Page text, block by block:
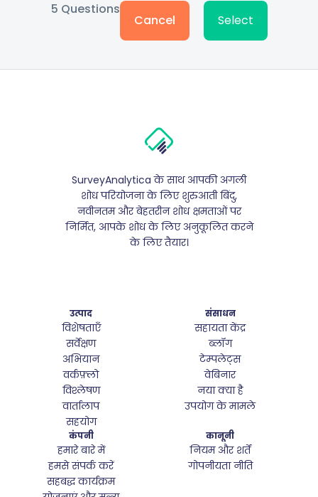
5 Questions
Cancel Select
SurveyAnalytica के साथ आपकी अगली
शोध परियोजना के लिए शुरुआती बिंदु,
नवीनतम और बेहतरीन शोध क्षमताओं पर
निर्मित, आपके शोध के लिए अनुकूलित करने
के लिए तैयार।
उत्पाद
विशेषताएँ
सर्वेक्षण
अभियान
वर्कफ़्लो
विश्लेषण
वार्तालाप
सहयोग
संसाधन
सहायता केंद्र
ब्लॉग
टेम्पलेट्स
वेबिनार
नया क्या है
उपयोग के मामले
कंपनी
हमारे बारे में
हमसे संपर्क करें
सहबद्ध कार्यक्रम
कानूनी
नियम और शर्तें
गोपनीयता नीति